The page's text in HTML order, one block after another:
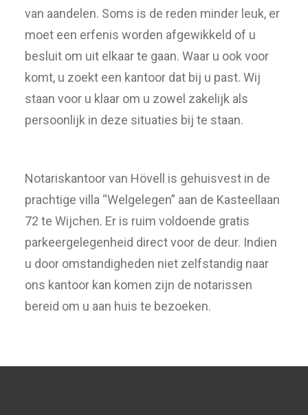
van aandelen. Soms is de reden minder leuk, er
moet een erfenis worden afgewikkeld of u
besluit om uit elkaar te gaan. Waar u ook voor
komt, u zoekt een kantoor dat bij u past. Wij
staan voor u klaar om u zowel zakelijk als
persoonlijk in deze situaties bij te staan.
Notariskantoor van Hövell is gehuisvest in de
prachtige villa “Welgelegen” aan de Kasteellaan
72 te Wijchen. Er is ruim voldoende gratis
parkeergelegenheid direct voor de deur. Indien
u door omstandigheden niet zelfstandig naar
ons kantoor kan komen zijn de notarissen
bereid om u aan huis te bezoeken.